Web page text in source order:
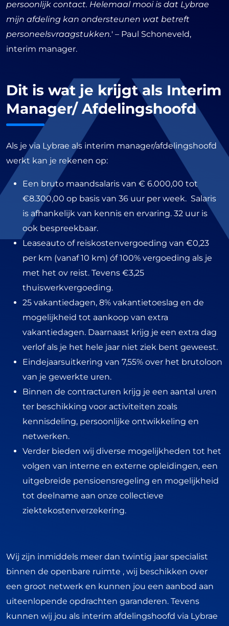
persoonlijk contact. Helemaal mooi is dat Lybrae
mijn afdeling kan ondersteunen wat betreft
personeelsvraagstukken.' – Paul Schoneveld,
interim manager.
Dit is wat je krijgt als Interim
Manager/ Afdelingshoofd
Als je via Lybrae als interim manager/afdelingshoofd
werkt kan je rekenen op:
Een bruto maandsalaris van € 6.000,00 tot
€8.300,00 op basis van 36 uur per week. Salaris
is afhankelijk van kennis en ervaring. 32 uur is
ook bespreekbaar.
Leaseauto of reiskostenvergoeding van €0,23
per km (vanaf 10 km) óf 100% vergoeding als je
met het ov reist. Tevens €3,25
thuiswerkvergoeding.
25 vakantiedagen, 8% vakantietoeslag en de
mogelijkheid tot aankoop van extra
vakantiedagen. Daarnaast krijg je een extra dag
verlof als je het hele jaar niet ziek bent geweest.
Eindejaarsuitkering van 7,55% over het brutoloon
van je gewerkte uren.
Binnen de contracturen krijg je een aantal uren
ter beschikking voor activiteiten zoals
kennisdeling, persoonlijke ontwikkeling en
netwerken.
Verder bieden wij diverse mogelijkheden tot het
volgen van interne en externe opleidingen, een
uitgebreide pensioensregeling en mogelijkheid
tot deelname aan onze collectieve
ziektekostenverzekering.
Wij zijn inmiddels meer dan twintig jaar specialist
binnen de openbare ruimte , wij beschikken over
een groot netwerk en kunnen jou een aanbod aan
uiteenlopende opdrachten garanderen. Tevens
kunnen wij jou als interim afdelingshoofd via Lybrae